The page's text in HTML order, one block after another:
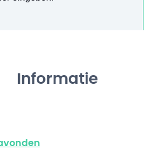
Informatie